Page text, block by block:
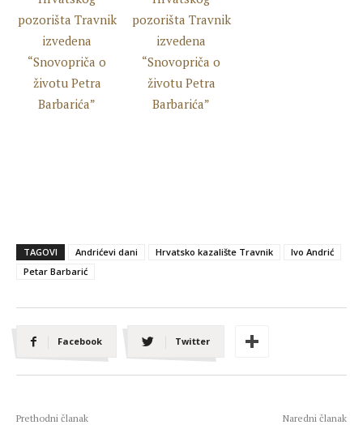
TAGOVI Andrićevi dani Hrvatsko kazalište Travnik
Ivo Andrić
Petar Barbarić
Facebook Twitter
Prethodni članak Naredni članak